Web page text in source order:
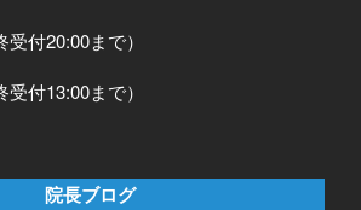
付20:00まで）
付13:00まで）
院長ブログ